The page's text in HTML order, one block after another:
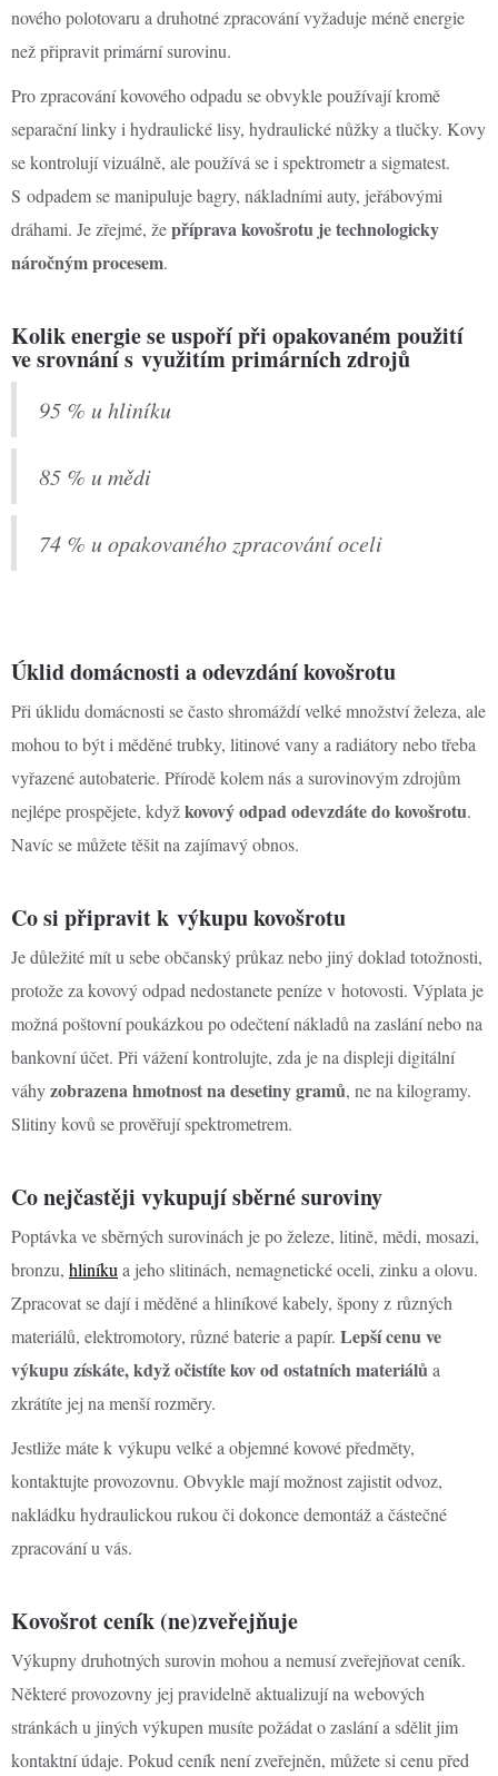
nového polotovaru a druhotné zpracování vyžaduje méně energie
než připravit primární surovinu.
Pro zpracování kovového odpadu se obvykle používají kromě
separační linky i hydraulické lisy, hydraulické nůžky a tlučky. Kovy
se kontrolují vizuálně, ale používá se i spektrometr a sigmatest.
S odpadem se manipuluje bagry, nákladními auty, jeřábovými
dráhami. Je zřejmé, žepříprava kovošrotu je technologicky
náročným procesem.
Kolik energie se uspoří při opakovaném použití
ve srovnání s využitím primárních zdrojů
95 % u hliníku
85 % u mědi
74 % u opakovaného zpracování oceli
Úklid domácnosti a odevzdání kovošrotu
Při úklidu domácnosti se často shromáždí velké množství železa, ale
mohou to být i měděné trubky, litinové vany a radiátory nebo třeba
vyřazené autobaterie. Přírodě kolem nás a surovinovým zdrojům
nejlépe prospějete, kdyžkovový odpad odevzdáte do kovošrotu.
Navíc se můžete těšit na zajímavý obnos.
Co si připravit k výkupu kovošrotu
Je důležité mít u sebe občanský průkaz nebo jiný doklad totožnosti,
protože za kovový odpad nedostanete peníze v hotovosti. Výplata je
možná poštovní poukázkou po odečtení nákladů na zaslání nebo na
bankovní účet. Při vážení kontrolujte, zda je na displeji digitální
váhyzobrazena hmotnost na desetiny gramů, ne na kilogramy.
Slitiny kovů se prověřují spektrometrem.
Co nejčastěji vykupují sběrné suroviny
Poptávka ve sběrných surovinách je po železe, litině, mědi, mosazi,
bronzu, hliníku a jeho slitinách, nemagnetické oceli, zinku a olovu.
Zpracovat se dají i měděné a hliníkové kabely, špony z různých
materiálů, elektromotory, různé baterie a papír. Lepší cenu ve
výkupu získáte, když očistíte kov od ostatních materiálůa
zkrátíte jej na menší rozměry.
Jestliže máte k výkupu velké a objemné kovové předměty,
kontaktujte provozovnu. Obvykle mají možnost zajistit odvoz,
nakládku hydraulickou rukou či dokonce demontáž a částečné
zpracování u vás.
Kovošrot ceník (ne)zveřejňuje
Výkupny druhotných surovin mohou a nemusí zveřejňovat ceník.
Některé provozovny jej pravidelně aktualizují na webových
stránkách u jiných výkupen musíte požádat o zaslání a sdělit jim
kontaktní údaje. Pokud ceník není zveřejněn, můžete si cenu před